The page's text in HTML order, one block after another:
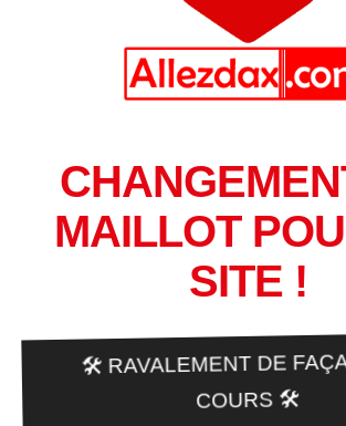
MAILLOT
SITE !
🛠️ RAVALEMENT DE
COURS 🛠️